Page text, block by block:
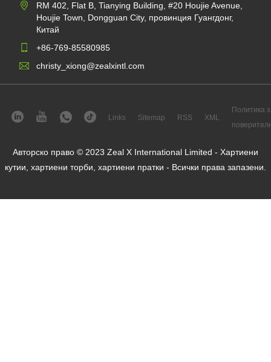
RM 402, Flat B, Tianying Building, #20 Houjie Avenue,
Houjie Town, Dongguan City, провинция Гуангдонг,
Китай
+86-769-85580985
christy_xiong@zealxintl.com
Links Sitemap RSS XML
Политика
Авторско право © 2023 Zeal X International Limited - Хартиени
кутии, хартиени торби, хартиени пратки - Всички права запазени.